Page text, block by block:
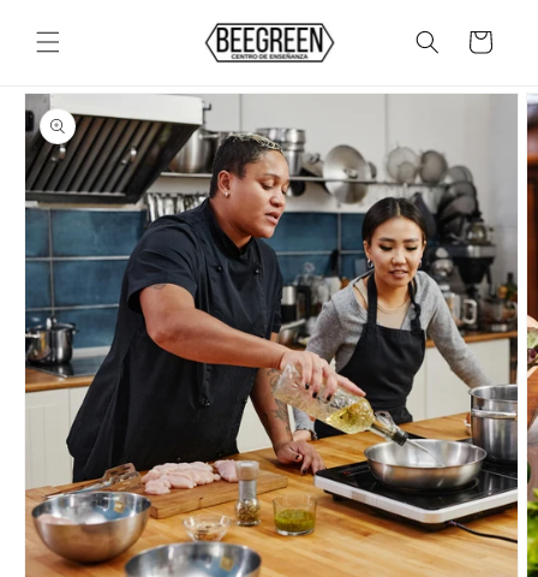
directamente
al contenido
Carrito
directamente
a la
información
del producto